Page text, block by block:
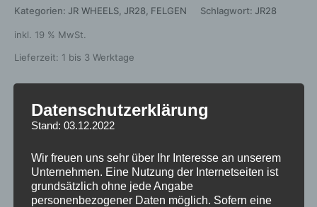
Kategorien: JR WHEELS JR28 FELGEN Schlagwort: JR28
inkl. 19 % MwSt.
Lieferzeit: 1 bis 3 Werktage
Beschreibung
Zusätzliche Informationen
Rezensionen (0)
Datenschutzerklärung
Stand: 03.12.2022
Wir freuen uns sehr über Ihr Interesse an unserem
Unternehmen. Eine Nutzung der Internetseiten ist
grundsätzlich ohne jede Angabe
personenbezogener Daten möglich. Sofern eine